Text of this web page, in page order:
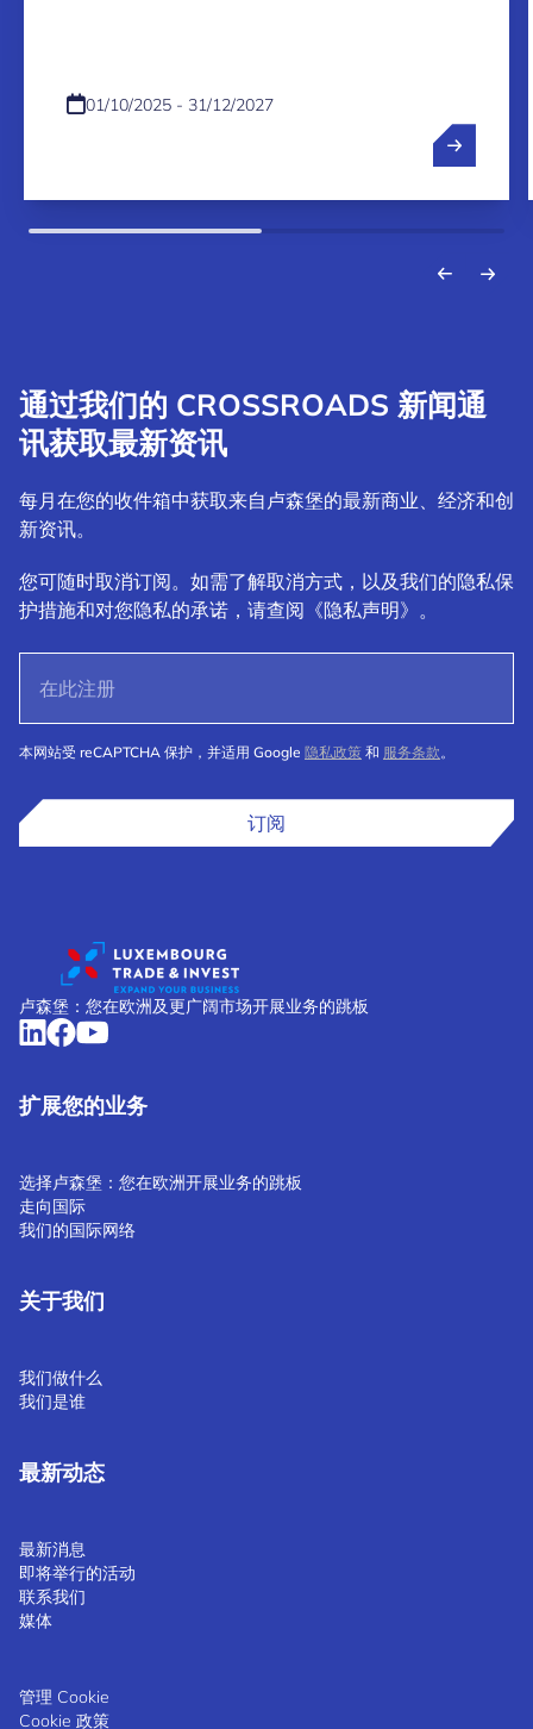
01/10/2025 - 31/12/2027
通过我们的 CROSSROADS 新闻通
讯获取最新资讯
每月在您的收件箱中获取来自卢森堡的最新商业、经济和创
新资讯。
您可随时取消订阅。如需了解取消方式，以及我们的隐私保
护措施和对您隐私的承诺，请查阅《隐私声明》。
本网站受 reCAPTCHA 保护，并适用 Google 隐私政策 和 服务条款。
订阅
卢森堡：您在欧洲及更广阔市场开展业务的跳板
扩展您的业务
选择卢森堡：您在欧洲开展业务的跳板
走向国际
我们的国际网络
关于我们
我们做什么
我们是谁
最新动态
最新消息
即将举行的活动
联系我们
媒体
管理 Cookie
Cookie 政策